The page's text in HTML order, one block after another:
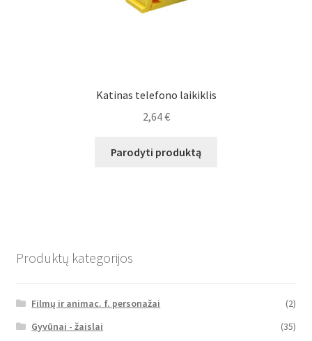
Katinas telefono laikiklis
2,64€
Parodyti produktą
Produktų kategorijos
Filmų ir animac. f. personažai
(2)
Gyvūnai - žaislai
(35)